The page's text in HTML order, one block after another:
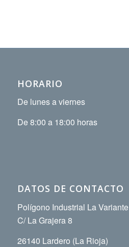
HORARIO
De lunes a viernes
De 8:00 a 18:00 horas
DATOS DE CONTACTO
Polígono Industrial La Variante
C/ La Grajera 8
26140 Lardero (La Rioja)